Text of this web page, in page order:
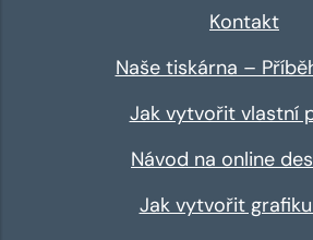
Kontakt
Naše tiskárna –
Jak vytvořit vlastní
Návod na online
Jak vytvořit